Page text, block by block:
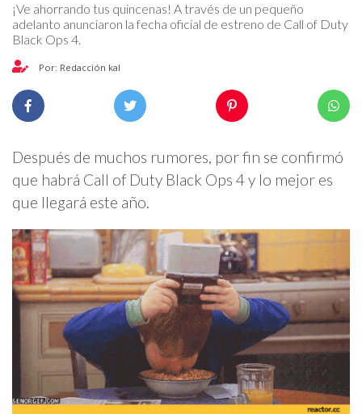
¡Ve ahorrando tus quincenas! A través de un pequeño
adelanto anunciaron la fecha oficial de estreno de Call of Duty
Black Ops 4.
Por: Redacción kal
Después de muchos rumores, por fin se confirmó
que habrá Call of Duty Black Ops 4 y lo mejor es
que llegará este año.